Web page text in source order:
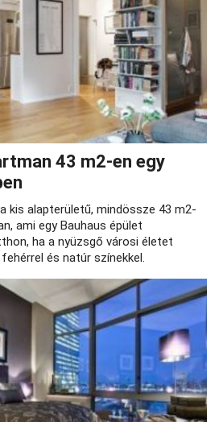
43 m2-en egy
kis alapterületű, mindössze 43 m2-
ami egy Bauhaus épület
ha a nyüzsgő városi életet
és natúr színekkel.